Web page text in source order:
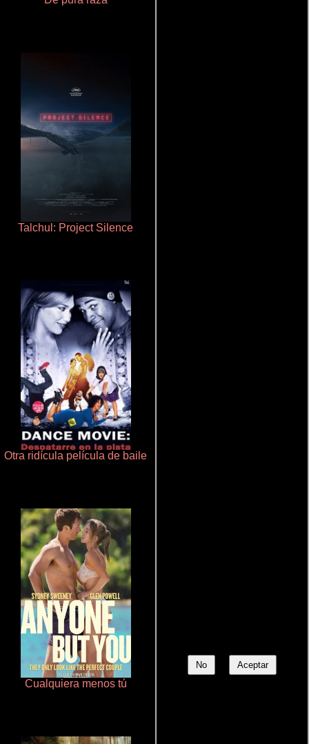
No Aceptar
Talchul: Project Silence
Otra ridícula película de baile
Cualquiera menos tú